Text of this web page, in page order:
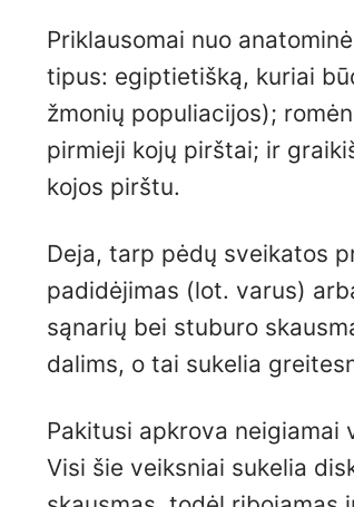
Priklausomai nuo
tipus: egiptietišką, kuriai
žmonių populiacijos);
pirmieji kojų pirštai; ir
kojos pirštu.
Deja, tarp pėdų sveikatos
padidėjimas (lot. varus)
sąnarių bei stuburo
dalims, o tai sukelia
Pakitusi apkrova neigiamai
Visi šie veiksniai sukelia